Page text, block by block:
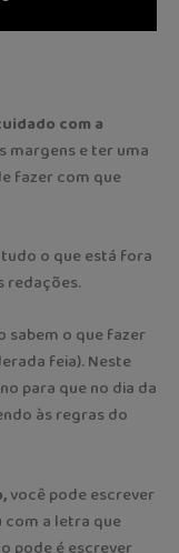
com a
margens e ter uma
fazer com que
o que está fora
redações.
sabem o que fazer
feia). Neste
para que no dia da
às regras do
você pode escrever
a letra que